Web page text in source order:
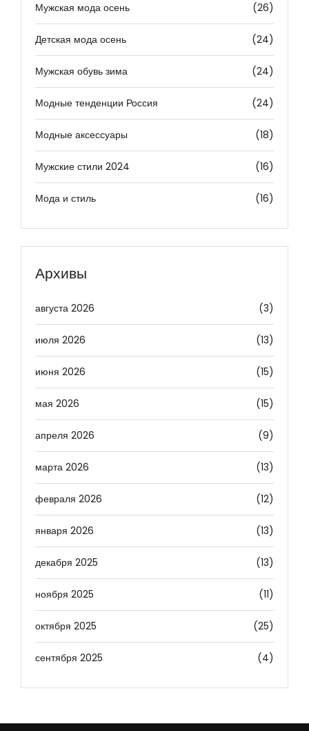
Мужская мода осень (26)
Детская мода осень (24)
Мужская обувь зима (24)
Модные тенденции Россия (24)
Модные аксессуары (18)
Мужские стили 2024 (16)
Мода и стиль (16)
Архивы
августа 2026 (3)
июля 2026 (13)
июня 2026 (15)
мая 2026 (15)
апреля 2026 (9)
марта 2026 (13)
февраля 2026 (12)
января 2026 (13)
декабря 2025 (13)
ноября 2025 (11)
октября 2025 (25)
сентября 2025 (4)